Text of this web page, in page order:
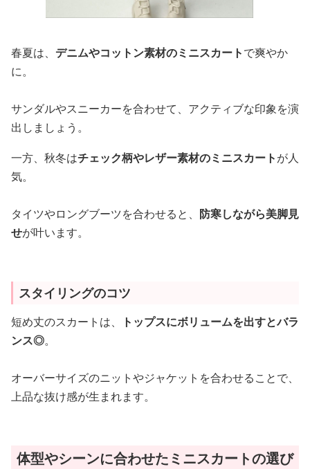
春夏は、 デニムやコットン素材のミニスカートで爽やか
に。
サンダルやスニーカーを合わせて、アクティブな印象を演
出しましょう。
一方、秋冬はチェック柄やレザー素材のミニスカートが人
気。
タイツやロングブーツを合わせると、 防寒しながら美脚見
せが叶います。
スタイリングのコツ
短め丈のスカートは、
トップスにボリュームを出すとバラ
ンス◎。
オーバーサイズのニットやジャケットを合わせることで、
上品な抜け感が生まれます。
体型やシーンに合わせたミニスカートの選び